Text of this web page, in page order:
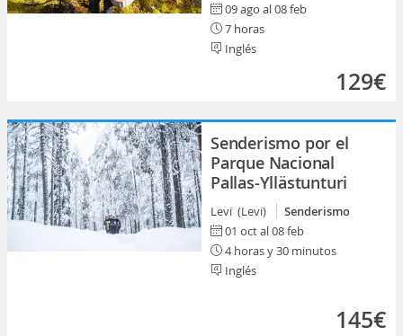
09 ago al 08 feb
7 horas
Inglés
129€
Senderismo por el
Parque Nacional
Pallas-Yllästunturi
Levi (Levi)
Senderismo
01 oct al 08 feb
4 horas y 30 minutos
Inglés
145€